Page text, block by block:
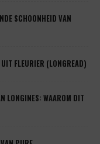
SCHOONHEID VAN
FLEURIER (LONGREAD)
LONGINES: WAAROM DIT